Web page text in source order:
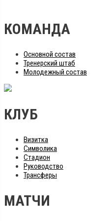
КОМАНДА
Основной состав
Тренерский штаб
Молодежный состав
КЛУБ
Визитка
Символика
Стадион
Руководство
Трансферы
МАТЧИ